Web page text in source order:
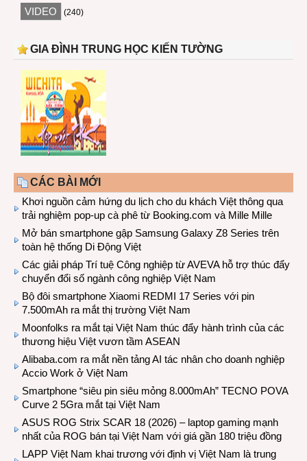
VIDEO (240)
GIA ĐÌNH TRUNG HỌC KIẾN TƯỜNG
CÁC BÀI MỚI
Khơi nguồn cảm hứng du lịch cho du khách Việt thông qua
trải nghiệm pop-up cà phê từ Booking.com và Mille Mille
Mở bán smartphone gập Samsung Galaxy Z8 Series trên
toàn hệ thống Di Động Việt
Các giải pháp Trí tuệ Công nghiệp từ AVEVA hỗ trợ thúc đẩy
chuyển đổi số ngành công nghiệp Việt Nam
Bộ đôi smartphone Xiaomi REDMI 17 Series với pin
7.500mAh ra mắt thị trường Việt Nam
Moonfolks ra mắt tại Việt Nam thúc đẩy hành trình của các
thương hiệu Việt vươn tầm ASEAN
Alibaba.com ra mắt nền tảng AI tác nhân cho doanh nghiệp
Accio Work ở Việt Nam
Smartphone “siêu pin siêu mỏng 8.000mAh” TECNO POVA
Curve 2 5Gra mắt tại Việt Nam
ASUS ROG Strix SCAR 18 (2026) – laptop gaming mạnh
nhất của ROG bán tại Việt Nam với giá gần 180 triệu đồng
LAPP Việt Nam khai trương với định vị Việt Nam là trung